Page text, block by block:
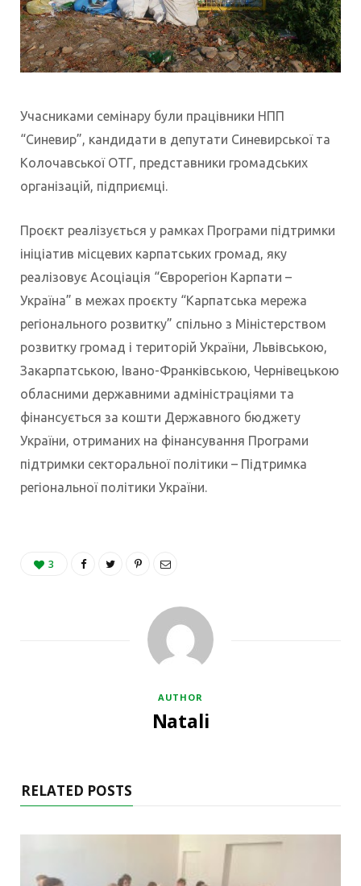
Учасниками семінару були працівники НПП
“Синевир”, кандидати в депутати Синевирської та
Колочавської ОТГ, представники громадських
організацій, підприємці.
Проєкт реалізується у рамках Програми підтримки
ініціатив місцевих карпатських громад, яку
реалізовує Асоціація “Єврорегіон Карпати –
Україна” в межах проєкту “Карпатська мережа
регіонального розвитку” спільно з Міністерством
розвитку громад і територій України, Львівською,
Закарпатською, Івано-Франківською, Чернівецькою
обласними державними адміністраціями та
фінансується за кошти Державного бюджету
України, отриманих на фінансування Програми
підтримки секторальної політики – Підтримка
регіональної політики України.
3
AUTHOR
Natali
RELATED POSTS